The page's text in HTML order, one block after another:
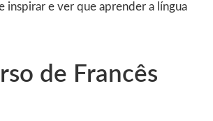
inspirar e ver que aprender a língua
de Francês